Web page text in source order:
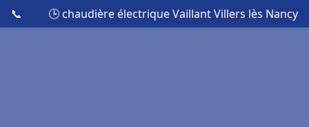
📞 🕒 chaudière électrique Vaillant Villers lès Nancy